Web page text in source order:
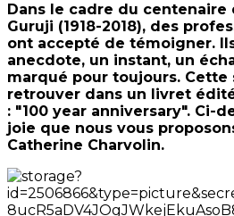
Dans le cadre du centenaire
Guruji (1918-2018), des
ont accepté de témoigner.
anecdote, un instant, un
marqué pour toujours. Cette
retrouver dans un livret
: "100 year anniversary". Ci-
joie que nous vous
Catherine Charvolin.